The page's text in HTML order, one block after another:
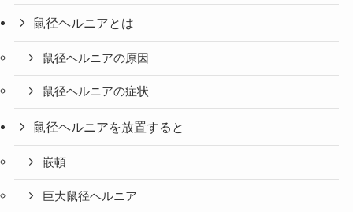
鼠径ヘルニアとは
鼠径ヘルニアの原因
鼠径ヘルニアの症状
鼠径ヘルニアを放置すると
嵌頓
巨大鼠径ヘルニア